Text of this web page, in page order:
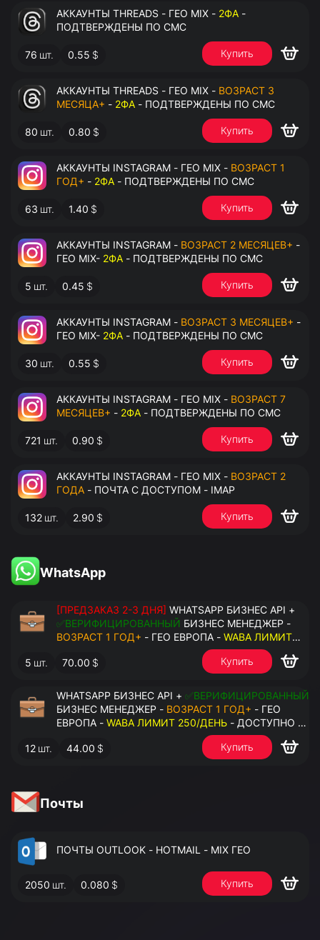
АККАУНТЫ THREADS - ГЕО MIX - 2ФА -
ПОДТВЕРЖДЕНЫ ПО СМС
76 шт. 0.55 $ Купить
АККАУНТЫ THREADS - ГЕО MIX - ВОЗРАСТ 3
МЕСЯЦА+ - 2ФА - ПОДТВЕРЖДЕНЫ ПО СМС
80 шт. 0.80 $ Купить
АККАУНТЫ INSTAGRAM - ГЕО MIX - ВОЗРАСТ 1
ГОД+ - 2ФА - ПОДТВЕРЖДЕНЫ ПО СМС
63 шт. 1.40 $ Купить
АККАУНТЫ INSTAGRAM - ВОЗРАСТ 2 МЕСЯЦЕВ+ -
ГЕО MIX- 2ФА - ПОДТВЕРЖДЕНЫ ПО СМС
5 шт. 0.45 $ Купить
АККАУНТЫ INSTAGRAM - ВОЗРАСТ 3 МЕСЯЦЕВ+ -
ГЕО MIX- 2ФА - ПОДТВЕРЖДЕНЫ ПО СМС
30 шт. 0.55 $ Купить
АККАУНТЫ INSTAGRAM - ГЕО MIX - ВОЗРАСТ 7
МЕСЯЦЕВ+ - 2ФА - ПОДТВЕРЖДЕНЫ ПО СМС
721 шт. 0.90 $ Купить
АККАУНТЫ INSTAGRAM - ГЕО MIX - ВОЗРАСТ 2
ГОДА - ПОЧТА С ДОСТУПОМ - IMAP
132 шт. 2.90 $ Купить
WhatsApp
[ПРЕДЗАКАЗ 2-3 ДНЯ] WHATSAPP БИЗНЕС API +
✅ВЕРИФИЦИРОВАННЫЙ БИЗНЕС МЕНЕДЖЕР -
ВОЗРАСТ 1 ГОД+ - ГЕО ЕВРОПА - WABA ЛИМИТ
- ДОСТУПНО К ПРИВЯЗКЕ ДО 20
НОМЕРОВ - ПРАВА АДМИНИСТРАТОРА
5 шт. 70.00 $ Купить
WHATSAPP БИЗНЕС API + ✅ВЕРИФИЦИРОВАННЫЙ
БИЗНЕС МЕНЕДЖЕР - ВОЗРАСТ 1 ГОД+ - ГЕО
ЕВРОПА - WABA ЛИМИТ 250/ДЕНЬ - ДОСТУПНО К
ПРИВЯЗКЕ ДО 2 НОМЕРОВ - ПРАВА
АДМИНИСТРАТОРА
12 шт. 44.00 $ Купить
Почты
ПОЧТЫ OUTLOOK - HOTMAIL - MIX ГЕО
2050 шт. 0.080 $ Купить